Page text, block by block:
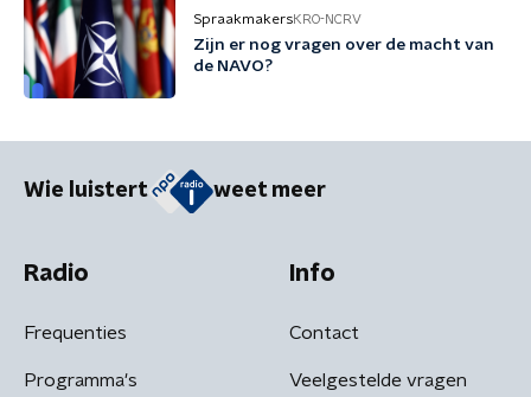
SpraakmakersKRO-NCRV
Zijn er nog vragen over de macht van
de NAVO?
Wie luistert weet meer
Radio
Frequenties
Programma's
Info
Contact
Veelgestelde vragen